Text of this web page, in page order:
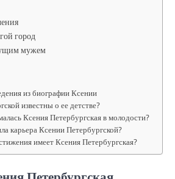
город
мужем
из биографии Ксении
известны о ее детстве?
Ксения Петербургская в молодости?
карьера Ксении Петербургской?
имеет Ксения Петербургская?